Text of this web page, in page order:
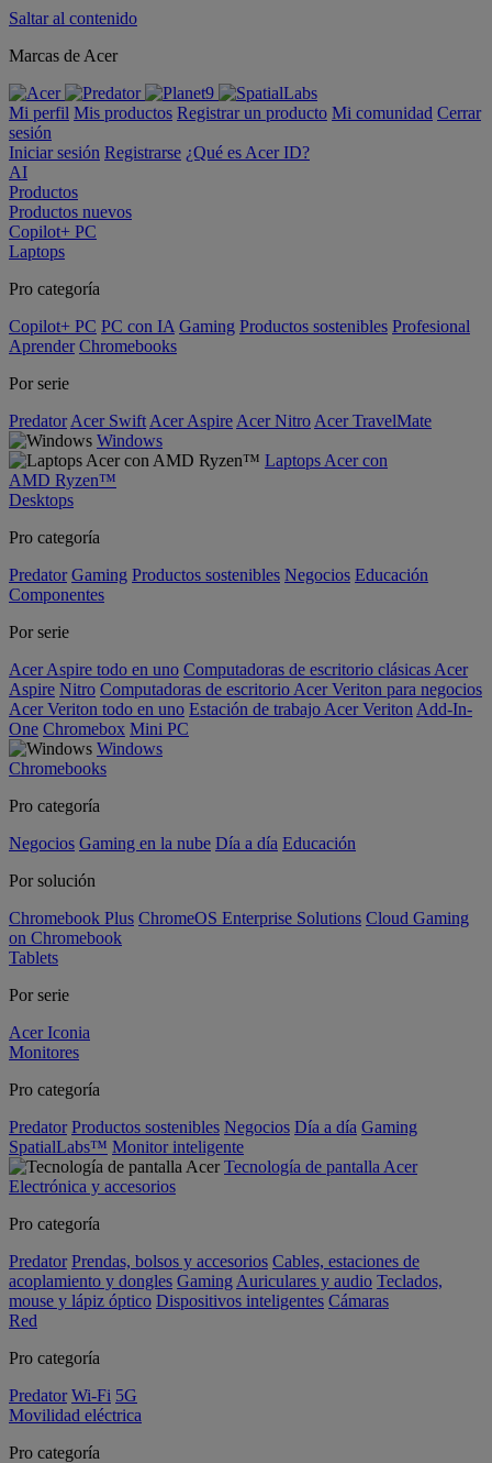
Saltar al contenido
Marcas de Acer
Mi perfil Mis productos Registrar un producto Mi comunidad Cerrar
sesión
Iniciar sesión Registrarse ¿Qué es Acer ID?
AI
Productos
Productos nuevos
Copilot+ PC
Laptops
Pro categoría
Copilot+ PC PC con IA Gaming Productos sostenibles Profesional
Aprender Chromebooks
Por serie
Predator Acer Swift Acer Aspire Acer Nitro Acer TravelMate
Windows
Laptops Acer con
AMD Ryzen™
Desktops
Pro categoría
Predator Gaming Productos sostenibles Negocios Educación
Componentes
Por serie
Acer Aspire todo en uno Computadoras de escritorio clásicas Acer
Aspire Nitro Computadoras de escritorio Acer Veriton para negocios
Acer Veriton todo en uno Estación de trabajo Acer Veriton Add-In-
One Chromebox Mini PC
Windows
Chromebooks
Pro categoría
Negocios Gaming en la nube Día a día Educación
Por solución
Chromebook Plus ChromeOS Enterprise Solutions Cloud Gaming
on Chromebook
Tablets
Por serie
Acer Iconia
Monitores
Pro categoría
Predator Productos sostenibles Negocios Día a día Gaming
SpatialLabs™ Monitor inteligente
Tecnología de pantalla Acer
Electrónica y accesorios
Pro categoría
Predator Prendas, bolsos y accesorios Cables, estaciones de
acoplamiento y dongles Gaming Auriculares y audio Teclados,
mouse y lápiz óptico Dispositivos inteligentes Cámaras
Red
Pro categoría
Predator Wi-Fi 5G
Movilidad eléctrica
Pro categoría